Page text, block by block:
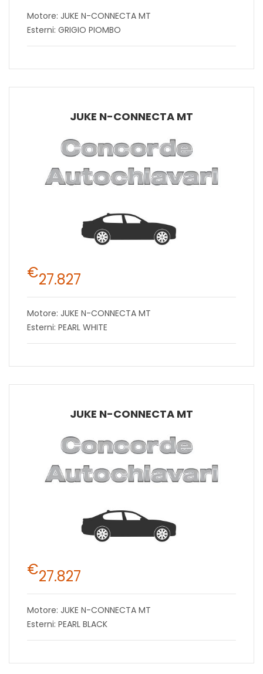
Motore: JUKE N-CONNECTA MT
Esterni: GRIGIO PIOMBO
JUKE N-CONNECTA MT
€27.827
Motore: JUKE N-CONNECTA MT
Esterni: PEARL WHITE
JUKE N-CONNECTA MT
€27.827
Motore: JUKE N-CONNECTA MT
Esterni: PEARL BLACK